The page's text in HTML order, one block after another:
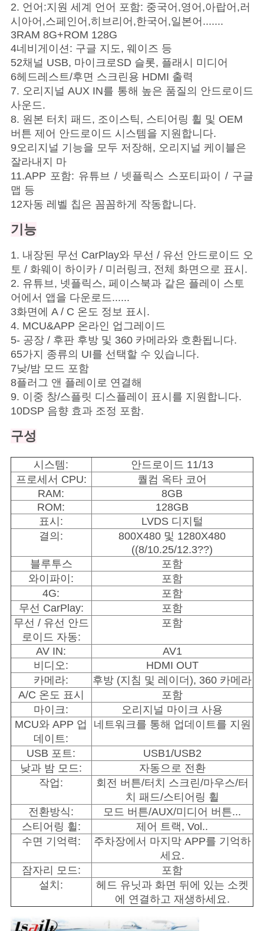
이
트
맵
PRIVACY
POLICY
2. 언어:지원 세계 언어 포함: 중국어,영어,아랍어,러
시아어,스페인어,히브리어,한국어,일본어.......
3RAM 8G+ROM 128G
4네비게이션: 구글 지도, 웨이즈 등
52채널 USB, 마이크로SD 슬롯, 플래시 미디어
6헤드레스트/후면 스크린용 HDMI 출력
7. 오리지널 AUX IN를 통해 높은 품질의 안드로이드
사운드.
8. 원본 터치 패드, 조이스틱, 스티어링 휠 및 OEM
버튼 제어 안드로이드 시스템을 지원합니다.
9오리지널 기능을 모두 저장해, 오리지널 케이블은
잘라내지 마
11.APP 포함: 유튜브 / 넷플릭스 스포티파이 / 구글
맵 등
12자동 레벨 칩은 꼼꼼하게 작동합니다.
기능
1. 내장된 무선 CarPlay와 무선 / 유선 안드로이드 오
토 / 화웨이 하이카 / 미러링크, 전체 화면으로 표시.
2. 유튜브, 넷플릭스, 페이스북과 같은 플레이 스토
어에서 앱을 다운로드......
3화면에 A / C 온도 정보 표시.
4. MCU&APP 온라인 업그레이드
5- 공장 / 후판 후방 및 360 카메라와 호환됩니다.
65가지 종류의 UI를 선택할 수 있습니다.
7낮/밤 모드 포함
8플러그 앤 플레이로 연결해
9. 이중 창/스플릿 디스플레이 표시를 지원합니다.
10DSP 음향 효과 조정 포함.
구성
시스템:
안드로이드 11/13
프로세서 CPU:
퀄컴 옥타 코어
RAM:
8GB
ROM:
128GB
표시:
LVDS 디지털
결의:
800X480 및 1280X480
((8/10.25/12.3??)
블루투스
포함
와이파이:
포함
4G:
포함
무선 CarPlay:
포함
무선 / 유선 안드
로이드 자동:
포함
AV IN:
AV1
비디오:
HDMI OUT
카메라:
후방 (지침 및 레이더), 360 카메라
A/C 온도 표시
포함
마이크:
오리지널 마이크 사용
MCU와 APP 업
데이트:
네트워크를 통해 업데이트를 지원
USB 포트:
USB1/USB2
낮과 밤 모드:
자동으로 전환
작업:
회전 버튼/터치 스크린/마우스/터
치 패드/스티어링 휠
전환방식:
모드 버튼/AUX/미디어 버튼...
스티어링 휠:
제어 트랙, Vol..
수면 기억력:
주차장에서 마지막 APP를 기억하
세요.
잠자리 모드:
포함
설치:
헤드 유닛과 화면 뒤에 있는 소켓
에 연결하고 재생하세요.